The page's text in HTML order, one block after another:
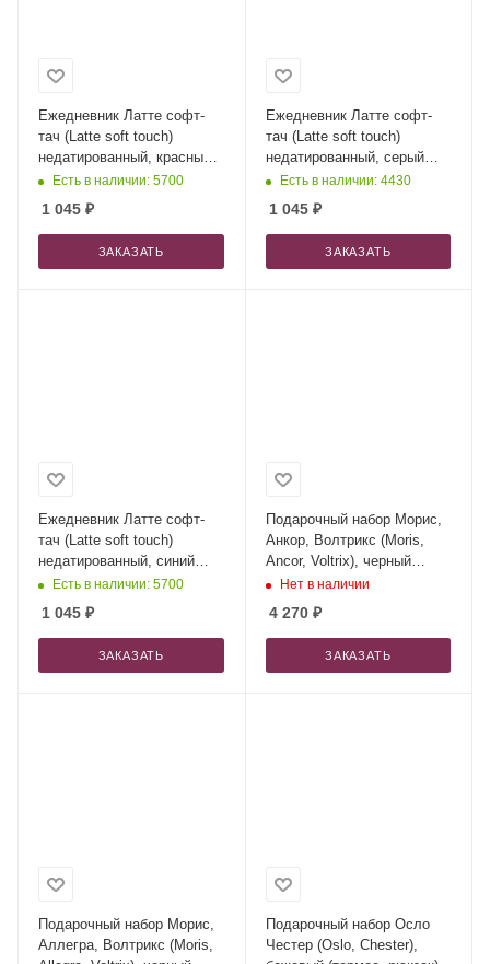
Ежедневник Латте софт-
тач (Latte soft touch)
недатированный, красный
(без стикеров)
Есть в наличии: 5700
1 045 ₽
ЗАКАЗАТЬ
Ежедневник Латте софт-
тач (Latte soft touch)
недатированный, серый
(без стикеров)
Есть в наличии: 4430
1 045₽
ЗАКАЗАТЬ
Ежедневник Латте софт-
тач (Latte soft touch)
недатированный, синий
(без стикеров)
Есть в наличии: 5700
1 045 ₽
ЗАКАЗАТЬ
Подарочный набор Морис,
Анкор, Волтрикс (Moris,
Ancor, Voltrix), черный
(рюкзак, внешний
аккумулятор, ланьярд)
Нет в наличии
4 270₽
ЗАКАЗАТЬ
Подарочный набор Морис,
Аллегра, Волтрикс (Moris,
Подарочный набор Осло
Честер (Oslo, Chester),